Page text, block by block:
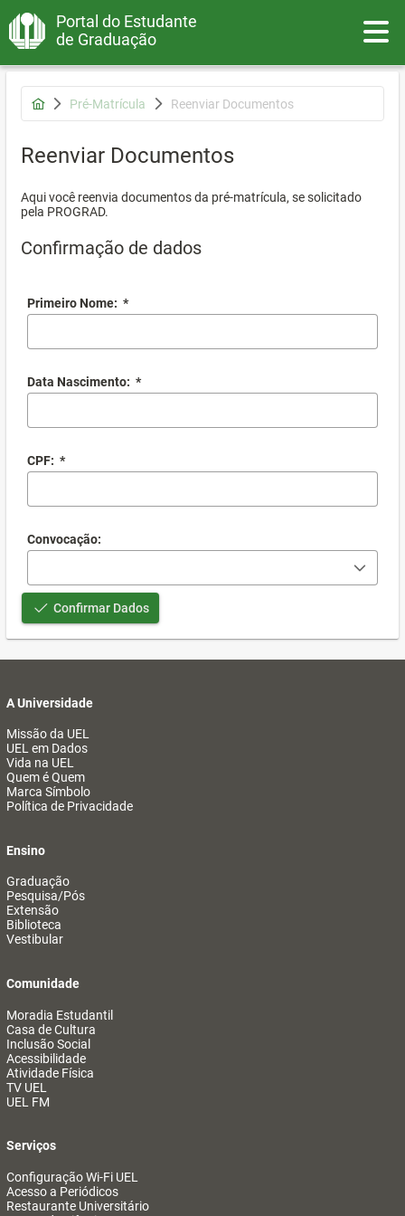
Portal do Estudante
de Graduação
Pré-Matrícula Reenviar Documentos
Reenviar Documentos
Aqui você reenvia documentos da pré-matrícula, se solicitado
pela PROGRAD.
Confirmação de dados
Primeiro Nome: *
Data Nascimento: *
CPF: *
Convocação:
Confirmar Dados
A Universidade
Missão da UEL
UEL em Dados
Vida na UEL
Quem é Quem
Marca Símbolo
Política de Privacidade
Ensino
Graduação
Pesquisa/Pós
Extensão
Biblioteca
Vestibular
Comunidade
Moradia Estudantil
Casa de Cultura
Inclusão Social
Acessibilidade
Atividade Física
TV UEL
UEL FM
Serviços
Configuração Wi-Fi UEL
Acesso a Periódicos
Restaurante Universitário